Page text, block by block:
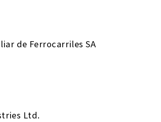
de Ferrocarriles SA
Ltd.